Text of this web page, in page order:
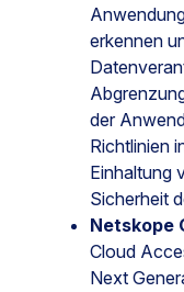
erkennen
der
Richtlinien
Einhaltung
Sicherheit
Netskope
Cloud
Next